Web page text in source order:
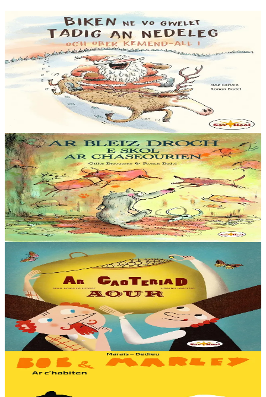
6 vloaz hag ouzhpenn
Sav-heol
Biken ne vo gwelet Tadig an Nedeleg oc'h ober
kemend-all !
Biken ne vo gwelet Tadig an Nedeleg oc'h ober kemend-all ! Biken
ne gaso profoù Nedeleg d’ar vugale da Bask. Biken ne zebro ar
gwastilli chomet war-lerc’h ar...
5 bloaz hag ouzhpenn
Sav-heol
Ar bleiz droch e skol ar chaseourien
Emgav en deus ar Bleiz Droch hiziv gant ar chaseour brudet Krog-
e-barzh. Gant alioù fur ar chaseour meur eo sur d’ober berzh. N’eus
nemet derc’hel soñj : ar fri...
Er stok13,00 €
6 vloaz hag ouzhpenn
Sav-heol
Ar gaoteriad aour
En ur gêriadenn eus Rusia e oa daou vreur o chom. Boris, ar breur
henañ, a oa paotr fin, met Yakov a oa berr e spered. Un deiz o doa
kavet un teñzor. Ha neuze…
Er stok
13,00 €
3 bloaz hag ouzhpenn
Sav-heol
Bob & Marley - Ar c'habiten